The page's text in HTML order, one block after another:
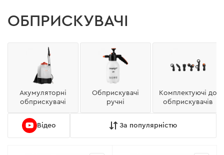
ОБПРИСКУВАЧІ
Акумуляторні
обприскувачі
Обприскувачі
ручні
Комплектуючі до
обприскувачів
Відео За популярністю